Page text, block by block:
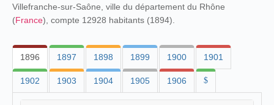
Villefranche-sur-Saône, ville du département du Rhône
(France), compte 12928 habitants (1894).
1896 1897 1898 1899 1900 1901
1902 1903 1904 1905 1906 $